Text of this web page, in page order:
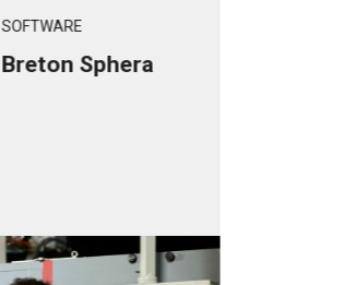
SOFTWARE
Breton Sphera